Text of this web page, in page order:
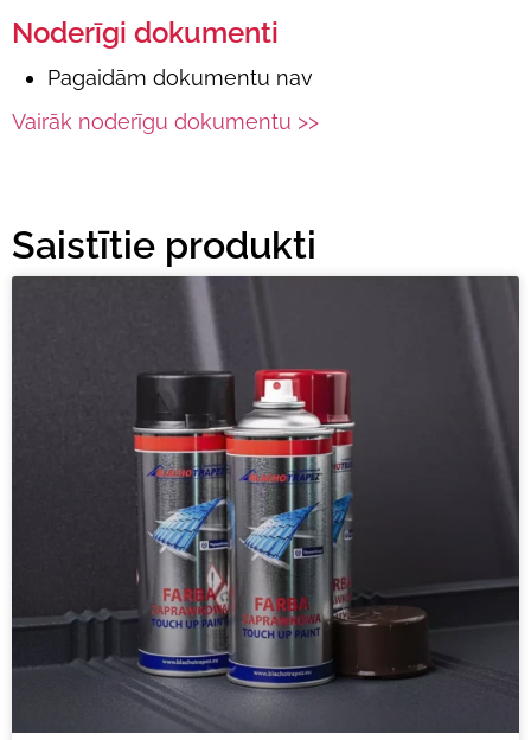
Noderīgi dokumenti
Pagaidām dokumentu nav
Vairāk noderīgu dokumentu >>
Saistītie produkti